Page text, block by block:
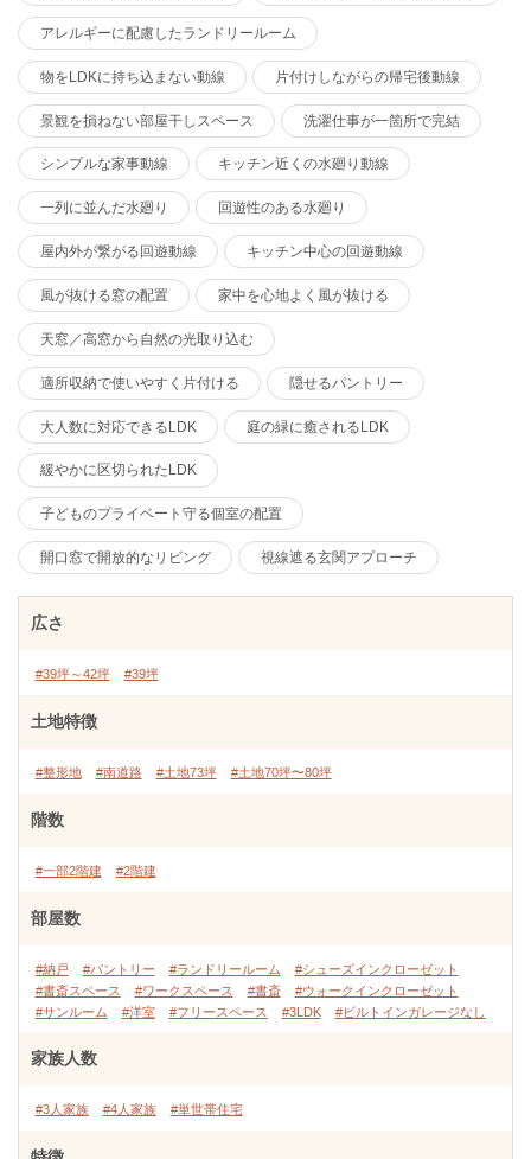
アレルギーに配慮したランドリールーム
物をLDKに持ち込まない動線 片付けしながらの帰宅後動線
景観を損ねない部屋干しスペース 洗濯仕事が一箇所で完結
シンプルな家事動線 キッチン近くの水廻り動線
一列に並んだ水廻り 回遊性のある水廻り
屋内外が繋がる回遊動線 キッチン中心の回遊動線
風が抜ける窓の配置 家中を心地よく風が抜ける
天窓／高窓から自然の光取り込む
適所収納で使いやすく片付ける 隠せるパントリー
大人数に対応できるLDK 庭の緑に癒されるLDK
緩やかに区切られたLDK
子どものプライベート守る個室の配置
開口窓で開放的なリビング 視線遮る玄関アプローチ
広さ
#39坪～42坪 #39坪
土地特徴
#整形地 #南道路 #土地73坪 #土地70坪〜80坪
階数
#一部2階建 #2階建
部屋数
#納戸 #パントリー #ランドリールーム
#シューズインクローゼット
#書斎スペース
#ワークスペース #書斎
#ウォークインクローゼット
#サンルーム
#洋室 #フリースペース #3LDK #ビルトインガレージなし
家族人数
#3人家族 #4人家族 #単世帯住宅